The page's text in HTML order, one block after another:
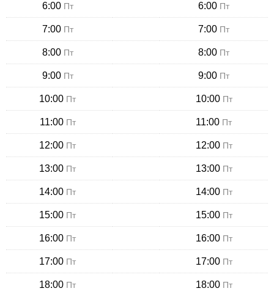
6:00 Пт 6:00 Пт
7:00 Пт 7:00 Пт
8:00 Пт 8:00 Пт
9:00 Пт 9:00 Пт
10:00 Пт 10:00 Пт
11:00 Пт 11:00 Пт
12:00 Пт 12:00 Пт
13:00 Пт 13:00 Пт
14:00 Пт 14:00 Пт
15:00 Пт 15:00 Пт
16:00 Пт 16:00 Пт
17:00 Пт 17:00 Пт
18:00 Пт 18:00 Пт